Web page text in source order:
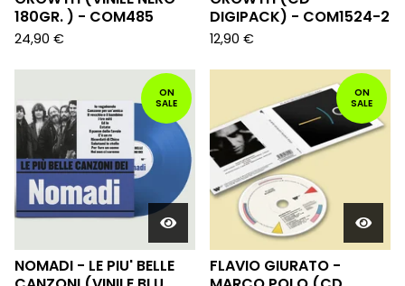
180GR. ) - COM485
24,90 €
DIGIPACK) - COM1524-2
12,90 €
ON
SALE
NOMADI - LE PIU' BELLE
ON
SALE
FLAVIO GIURATO -